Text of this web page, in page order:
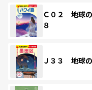
Ｃ０２ 地球
８
Ｊ３３ 地球